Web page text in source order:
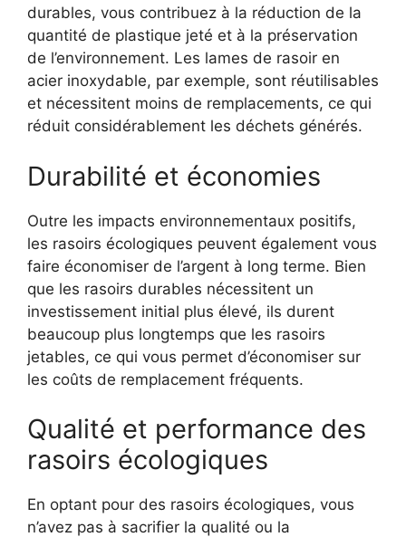
durables, vous contribuez à la réduction de la
quantité de plastique jeté et à la préservation
de l’environnement. Les lames de rasoir en
acier inoxydable, par exemple, sont réutilisables
et nécessitent moins de remplacements, ce qui
réduit considérablement les déchets générés.
Durabilité et économies
Outre les impacts environnementaux positifs,
les rasoirs écologiques peuvent également vous
faire économiser de l’argent à long terme. Bien
que les rasoirs durables nécessitent un
investissement initial plus élevé, ils durent
beaucoup plus longtemps que les rasoirs
jetables, ce qui vous permet d’économiser sur
les coûts de remplacement fréquents.
Qualité et performance des
rasoirs écologiques
En optant pour des rasoirs écologiques, vous
n’avez pas à sacrifier la qualité ou la